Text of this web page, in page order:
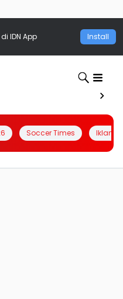
IDN App Install
Soccer Times Iklanin